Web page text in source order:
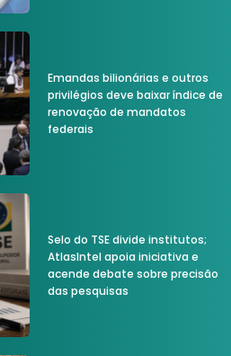
Emandas bilionárias e outros
privilégios deve baixar índice de
renovação de mandatos
federais
Selo do TSE divide institutos;
AtlasIntel apoia iniciativa e
acende debate sobre precisão
das pesquisas